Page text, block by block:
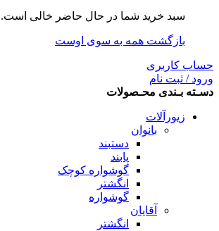
سبد خرید شما در حال حاضر خالی است.
بازگشت همه به سوی اوست
حساب کاربری
ورود / ثبت نام
دسـته بـندی محـصولات
زیورآلات
بانوان
دستبند
پابند
گوشواره کوچک
انگشتر
گوشواره
آقایان
انگشتر